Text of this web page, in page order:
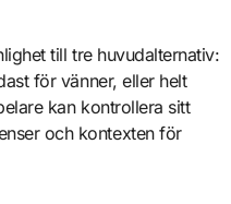
till tre huvudalternativ:
för vänner, eller helt
kan kontrollera sitt
och kontexten för